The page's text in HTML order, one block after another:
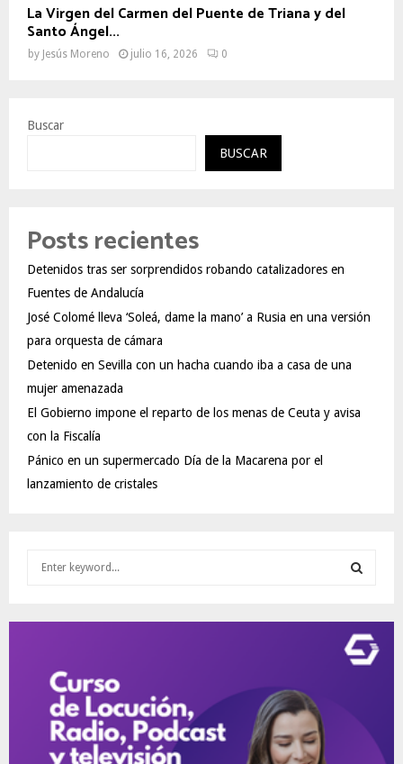
La Virgen del Carmen del Puente de Triana y del
Santo Ángel...
by Jesús Moreno julio 16, 2026 0
Buscar
BUSCAR
Posts recientes
Detenidos tras ser sorprendidos robando catalizadores en
Fuentes de Andalucía
José Colomé lleva ‘Soleá, dame la mano’ a Rusia en una versión
para orquesta de cámara
Detenido en Sevilla con un hacha cuando iba a casa de una
mujer amenazada
El Gobierno impone el reparto de los menas de Ceuta y avisa
con la Fiscalía
Pánico en un supermercado Día de la Macarena por el
lanzamiento de cristales
E